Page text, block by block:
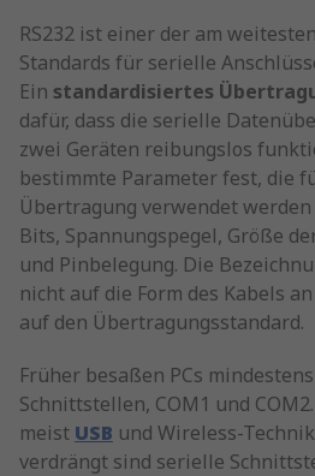
RS232 ist einer der am
Standards für serielle
Ein standardisiertes
dafür, dass die serielle
zwei Geräten reibungslos
bestimmte Parameter fest, die
Übertragung verwendet
Bits, Spannungspegel, Größe
und Pinbelegung. Die
nicht auf die Form des Kabels
auf den Übertragungsstandard.
Früher besaßen PCs
Schnittstellen, COM1 und
meist USB und Wireless-
verdrängt sind serielle